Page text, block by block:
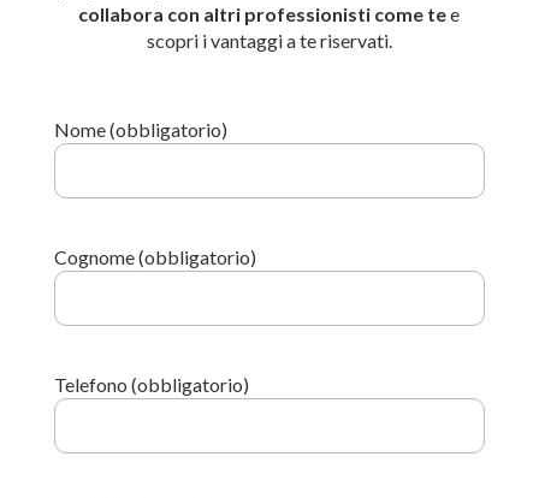
collabora con altri professionisti come tee
scopri i vantaggi a te riservati.
Nome (obbligatorio)
Cognome (obbligatorio)
Telefono (obbligatorio)